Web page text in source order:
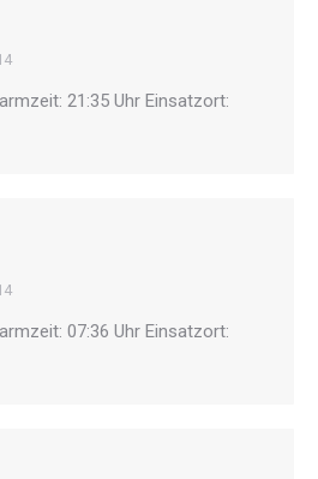
21:35 Uhr Einsatzort:
07:36 Uhr Einsatzort: